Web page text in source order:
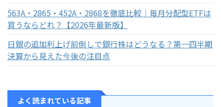
563A・2865・452A・2868を徹底比較｜毎月分配型ETFは
買うならどれ？【2026年最新版】
日銀の追加利上げ前倒しで銀行株はどうなる？第一四半期
決算から見えた今後の注目点
よく読まれている記事